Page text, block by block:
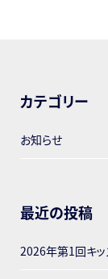
カテゴリー
お知らせ
最近の投稿
2026年第1回キ